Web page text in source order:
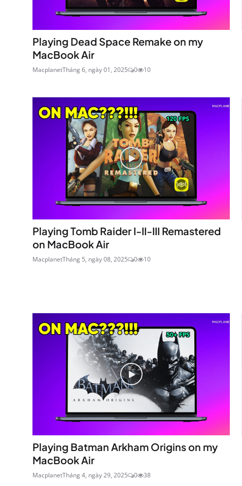
Playing Dead Space Remake on my
MacBook Air
MacplanetTháng 6, ngày 01, 2025 0 10
Playing Tomb Raider I-II-III Remastered
on MacBook Air
MacplanetTháng 5, ngày 08, 2025 0 10
Playing Batman Arkham Origins on my
MacBook Air
MacplanetTháng 4, ngày 29, 2025 0 38